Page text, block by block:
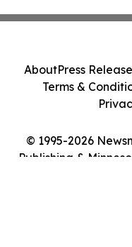
© 1995-2026
Publishing &
AboutPress
Terms &